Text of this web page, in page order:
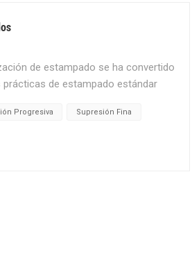
de estampado se ha convertido
de estampado estándar
personalización de estampados y
La personalización del estampado
que cumplan con
Progresiva Supresión Fina